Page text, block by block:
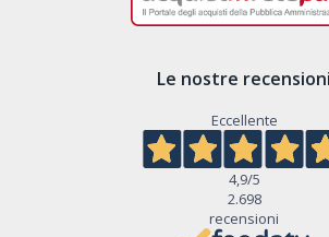
Le nostre recensioni
Eccellente
4,9/5
2.698
recensioni